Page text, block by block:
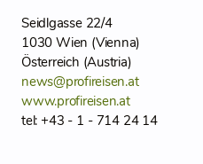
Seidlgasse 22/4
1030 Wien (Vienna)
Österreich (Austria)
news@profireisen.at
www.profireisen.at
tel: +43 - 1 - 714 24 14